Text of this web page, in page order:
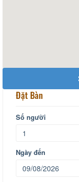
Đặt Bàn
Số người
Ngày đến